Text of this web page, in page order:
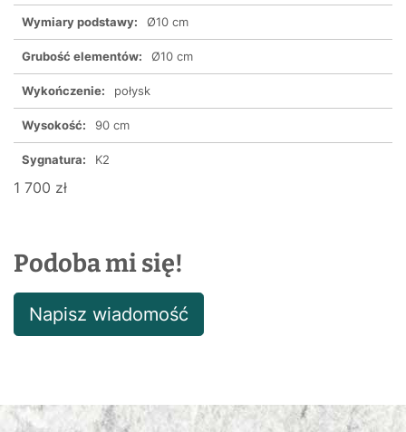
Wymiary podstawy: Ø10 cm
Grubość elementów: Ø10 cm
Wykończenie: połysk
Wysokość: 90 cm
Sygnatura: K2
1 700 zł
Podoba mi się!
Napisz wiadomość